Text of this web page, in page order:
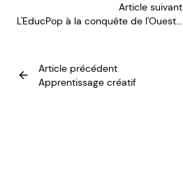
Article précédent
Apprentissage créatif
Article suivant
L'EducPop à la conquête de l'Ouest...